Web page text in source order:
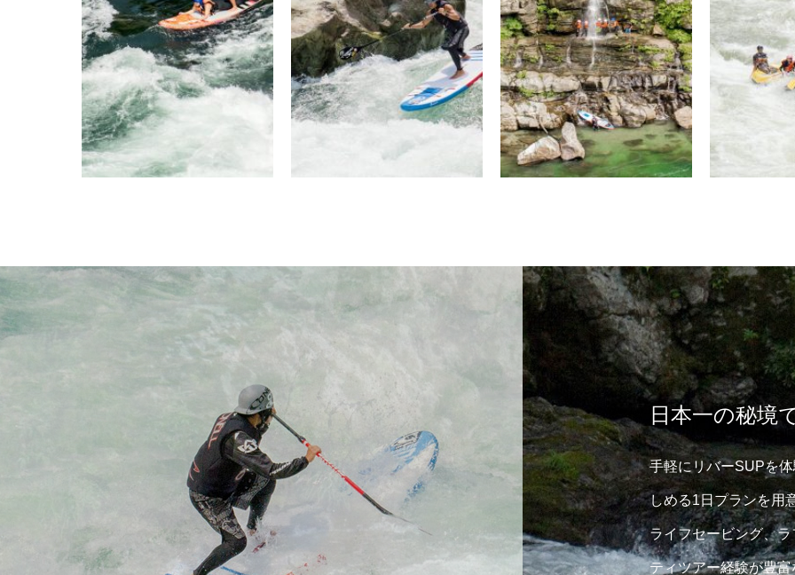
日本一の秘境
手軽にリバーSUPを
しめる1日プランを用
ライフセービング、
ティツアー経験が豊